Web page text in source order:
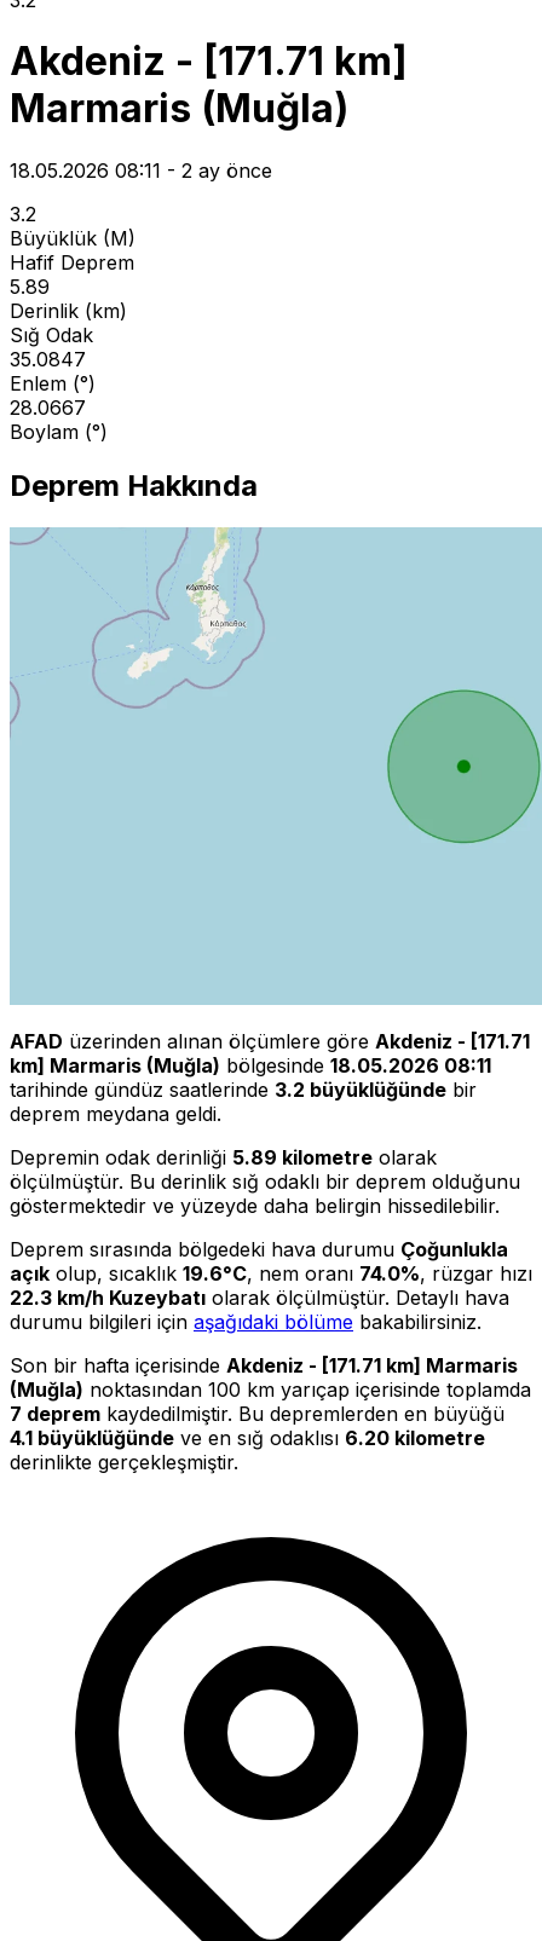
Akdeniz - [171.71 km]
Marmaris (Muğla)
18.05.2026 08:11 - 2 ay önce
3.2
Büyüklük (M)
Hafif Deprem
5.89
Derinlik (km)
Sığ Odak
35.0847
Enlem (°)
28.0667
Boylam (°)
Deprem Hakkında
AFAD üzerinden alınan ölçümlere göre Akdeniz - [171.71
km] Marmaris (Muğla) bölgesinde 18.05.2026 08:11
tarihinde gündüz saatlerinde 3.2 büyüklüğünde bir
deprem meydana geldi.
Depremin odak derinliği 5.89 kilometre olarak
ölçülmüştür. Bu derinlik sığ odaklı bir deprem olduğunu
göstermektedir ve yüzeyde daha belirgin hissedilebilir.
Deprem sırasında bölgedeki hava durumu Çoğunlukla
açık olup, sıcaklık 19.6°C, nem oranı 74.0%, rüzgar hızı
22.3 km/h Kuzeybatı olarak ölçülmüştür. Detaylı hava
durumu bilgileri için aşağıdaki bölüme bakabilirsiniz.
Son bir hafta içerisinde Akdeniz - [171.71 km] Marmaris
(Muğla) noktasından 100 km yarıçap içerisinde toplamda
7 deprem kaydedilmiştir. Bu depremlerden en büyüğü
4.1 büyüklüğünde ve en sığ odaklısı 6.20 kilometre
derinlikte gerçekleşmiştir.